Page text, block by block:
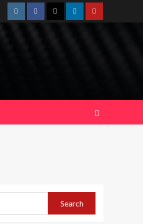
InstagramFacebookTwitterLinkedinYoutube
Search